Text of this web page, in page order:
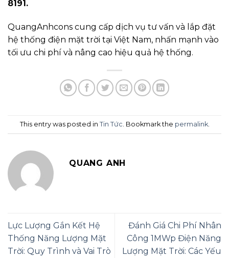
8191.
QuangAnhcons cung cấp dịch vụ tư vấn và lắp đặt
hệ thống điện mặt trời tại Việt Nam, nhấn mạnh vào
tối ưu chi phí và nâng cao hiệu quả hệ thống.
This entry was posted in Tin Tức . Bookmark the permalink.
QUANG ANH
Lực Lượng Gắn Kết Hệ
Thống Năng Lượng Mặt
Trời: Quy Trình và Vai Trò
Đánh Giá Chi Phí Nhân
Công 1MWp Điện Năng
Lượng Mặt Trời: Các Yếu